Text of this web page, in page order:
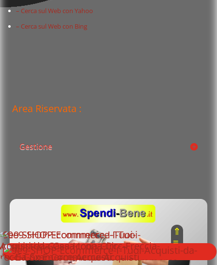
– Cerca sul Web con Yahoo
– Cerca sul Web con Bing
Area Riservata :
Gestione
⇑
≡
⇓